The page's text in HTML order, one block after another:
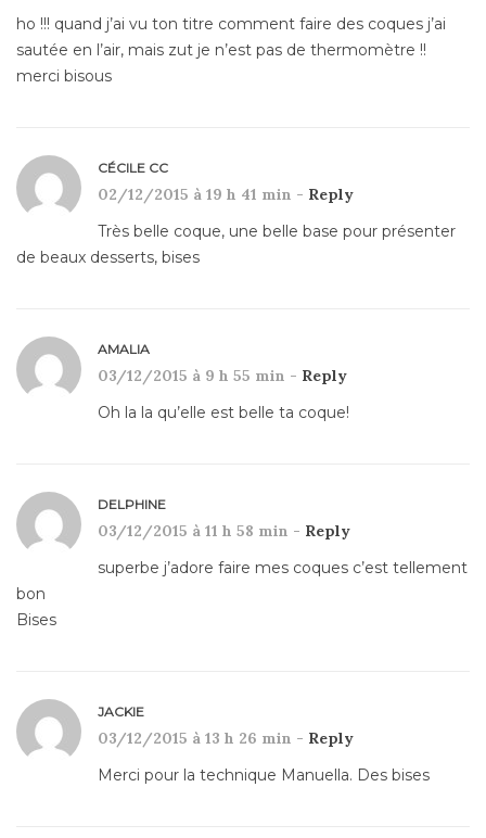
ho !!! quand j’ai vu ton titre comment faire des coques j’ai
sautée en l’air, mais zut je n’est pas de thermomètre !!
merci bisous
CÉCILE CC
02/12/2015 à 19 h 41 min - Reply
Très belle coque, une belle base pour présenter
de beaux desserts, bises
AMALIA
03/12/2015 à 9 h 55 min - Reply
Oh la la qu’elle est belle ta coque!
DELPHINE
03/12/2015 à 11 h 58 min - Reply
superbe j’adore faire mes coques c’est tellement
bon
Bises
JACKIE
03/12/2015 à 13 h 26 min - Reply
Merci pour la technique Manuella. Des bises